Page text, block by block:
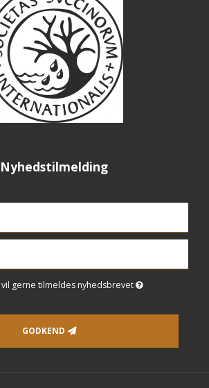
Nyhedstilmelding
vil gerne tilmeldes nyhedsbrevet
GODKEND